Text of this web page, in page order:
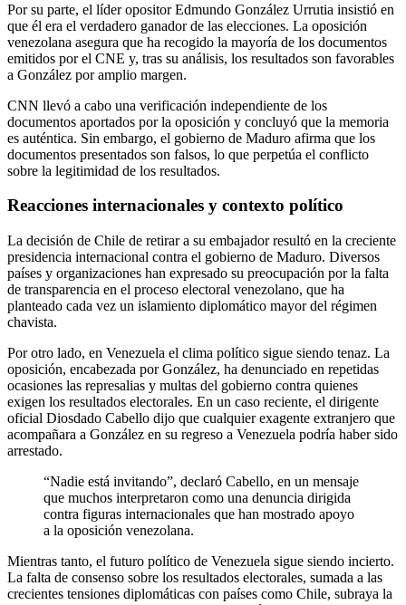
Por su parte, el líder opositor Edmundo González Urrutia insistió en
que él era el verdadero ganador de las elecciones. La oposición
venezolana asegura que ha recogido la mayoría de los documentos
emitidos por el CNE y, tras su análisis, los resultados son favorables
a González por amplio margen.
CNN llevó a cabo una verificación independiente de los
documentos aportados por la oposición y concluyó que la memoria
es auténtica. Sin embargo, el gobierno de Maduro afirma que los
documentos presentados son falsos, lo que perpetúa el conflicto
sobre la legitimidad de los resultados.
Reacciones internacionales y contexto político
La decisión de Chile de retirar a su embajador resultó en la creciente
presidencia internacional contra el gobierno de Maduro. Diversos
países y organizaciones han expresado su preocupación por la falta
de transparencia en el proceso electoral venezolano, que ha
planteado cada vez un islamiento diplomático mayor del régimen
chavista.
Por otro lado, en Venezuela el clima político sigue siendo tenaz. La
oposición, encabezada por González, ha denunciado en repetidas
ocasiones las represalias y multas del gobierno contra quienes
exigen los resultados electorales. En un caso reciente, el dirigente
oficial Diosdado Cabello dijo que cualquier exagente extranjero que
acompañara a González en su regreso a Venezuela podría haber sido
arrestado.
“Nadie está invitando”, declaró Cabello, en un mensaje
que muchos interpretaron como una denuncia dirigida
contra figuras internacionales que han mostrado apoyo
a la oposición venezolana.
Mientras tanto, el futuro político de Venezuela sigue siendo incierto.
La falta de consenso sobre los resultados electorales, sumada a las
crecientes tensiones diplomáticas con países como Chile, subraya la